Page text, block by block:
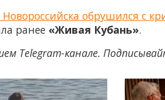
обрушился с
ранее «Живая Кубань».
Telegram-канале.